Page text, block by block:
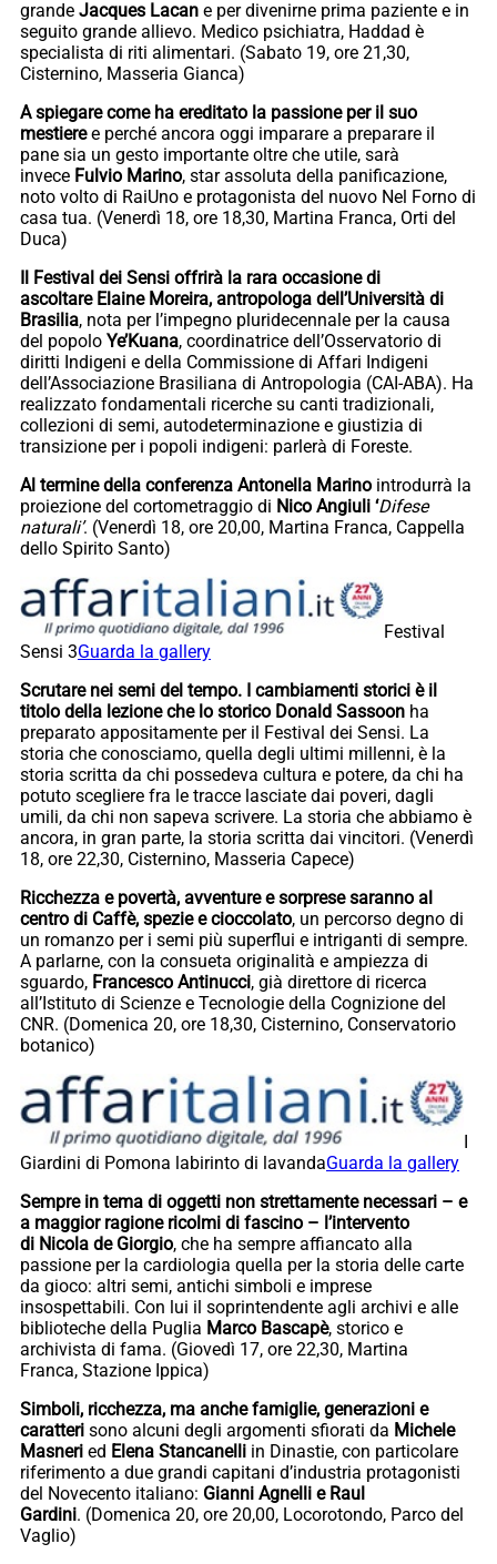
grande Jacques Lacan e per divenirne prima paziente e in
seguito grande allievo. Medico psichiatra, Haddad è
specialista di riti alimentari. (Sabato 19, ore 21,30,
Cisternino, Masseria Gianca)
A spiegare come ha ereditato la passione per il suo
mestieree perché ancora oggi imparare a preparare il
pane sia un gesto importante oltre che utile, sarà
invece Fulvio Marino, star assoluta della panificazione,
noto volto di RaiUno e protagonista del nuovo Nel Forno di
casa tua. (Venerdì 18, ore 18,30, Martina Franca, Orti del
Duca)
Il Festival dei Sensi offrirà la rara occasione di
ascoltare Elaine Moreira, antropologa dell’Università di
Brasilia, nota per l’impegno pluridecennale per la causa
del popolo Ye’Kuana, coordinatrice dell’Osservatorio di
diritti Indigeni e della Commissione di Affari Indigeni
dell’Associazione Brasiliana di Antropologia (CAI-ABA). Ha
realizzato fondamentali ricerche su canti tradizionali,
collezioni di semi, autodeterminazione e giustizia di
transizione per i popoli indigeni: parlerà di Foreste.
Al termine della conferenza Antonella Marino introdurrà la
proiezione del cortometraggio di Nico Angiuli ‘Difese
naturali’. (Venerdì 18, ore 20,00, Martina Franca, Cappella
dello Spirito Santo)
Festival
Sensi 3Guarda la gallery
Scrutare nei semi del tempo. I cambiamenti storici è il
titolo della lezione che lo storico Donald Sassoon ha
preparato appositamente per il Festival dei Sensi. La
storia che conosciamo, quella degli ultimi millenni, è la
storia scritta da chi possedeva cultura e potere, da chi ha
potuto scegliere fra le tracce lasciate dai poveri, dagli
umili, da chi non sapeva scrivere. La storia che abbiamo è
ancora, in gran parte, la storia scritta dai vincitori. (Venerdì
18, ore 22,30, Cisternino, Masseria Capece)
Ricchezza e povertà, avventure e sorprese saranno al
centro di Caffè, spezie e cioccolato, un percorso degno di
un romanzo per i semi più superflui e intriganti di sempre.
A parlarne, con la consueta originalità e ampiezza di
sguardo, Francesco Antinucci, già direttore di ricerca
all’Istituto di Scienze e Tecnologie della Cognizione del
CNR. (Domenica 20, ore 18,30, Cisternino, Conservatorio
botanico)
I
Giardini di Pomona labirinto di lavandaGuarda la gallery
Sempre in tema di oggetti non strettamente necessari – e
a maggior ragione ricolmi di fascino – l’intervento
di Nicola de Giorgio, che ha sempre affiancato alla
passione per la cardiologia quella per la storia delle carte
da gioco: altri semi, antichi simboli e imprese
insospettabili. Con lui il soprintendente agli archivi e alle
biblioteche della Puglia Marco Bascapè, storico e
archivista di fama. (Giovedì 17, ore 22,30, Martina
Franca, Stazione Ippica)
Simboli, ricchezza, ma anche famiglie, generazioni e
caratteri sono alcuni degli argomenti sfiorati da Michele
Masneri ed Elena Stancanelli in Dinastie, con particolare
riferimento a due grandi capitani d’industria protagonisti
del Novecento italiano: Gianni Agnelli e Raul
Gardini. (Domenica 20, ore 20,00, Locorotondo, Parco del
Vaglio)